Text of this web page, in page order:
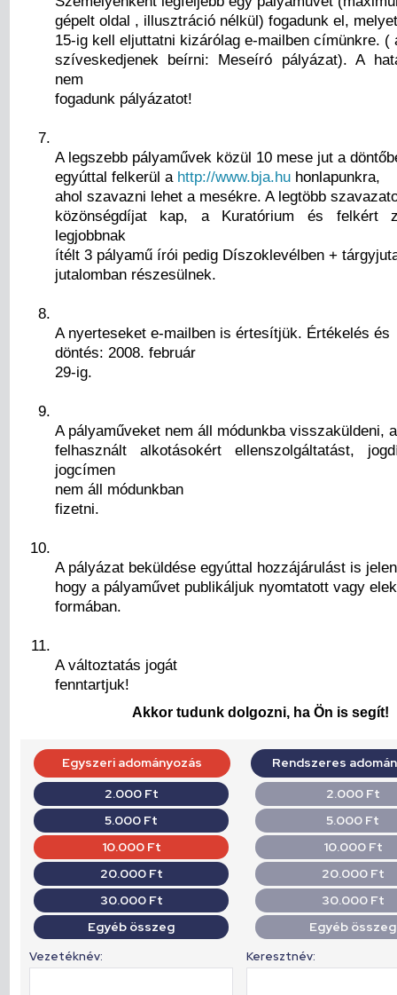
gépelt oldal , illusztráció nélkül) fogadunk el,
15-ig kell eljuttatni kizárólag e-mailben címünkre. (
szíveskedjenek beírni: Meseíró pályázat). A
nem
fogadunk pályázatot!
A legszebb pályaművek közül 10 mese jut a
egyúttal felkerül a http://www.bja.huhonlapunkra,
ahol szavazni lehet a mesékre. A legtöbb
közönségdíjat kap, a Kuratórium és felkért
legjobbnak
ítélt 3 pályamű írói pedig Díszoklevélben +
jutalomban részesülnek.
A nyerteseket e-mailben is értesítjük. Értékelés és
döntés: 2008. február
29-ig.
A pályaműveket nem áll módunkba visszaküldeni, a
felhasznált alkotásokért ellenszolgáltatást,
jogcímen
nem áll módunkban
fizetni.
A pályázat beküldése egyúttal hozzájárulást is
hogy a pályaművet publikáljuk nyomtatott vagy
formában.
A változtatás jogát
fenntartjuk!
Akkor tudunk dolgozni, ha Ön is segít!